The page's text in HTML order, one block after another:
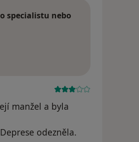
specialistu nebo
manžel a byla
odezněla.